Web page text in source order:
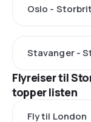
Oslo -
Stavanger -
Flyreiser til
topper listen
Fly til London